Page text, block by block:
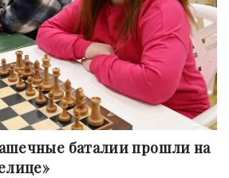
баталии прошли на